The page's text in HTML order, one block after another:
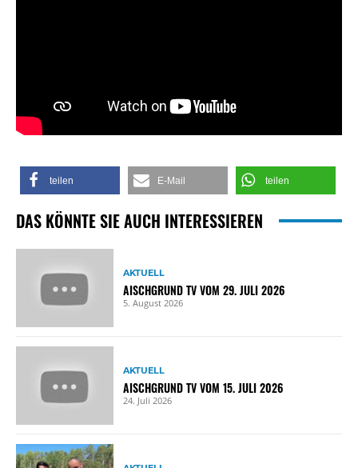
teilen E-Mail teilen
DAS KÖNNTE SIE AUCH INTERESSIEREN
AKTUELL
AISCHGRUND TV VOM 29. JULI 2026
5. August 2026
AKTUELL
AISCHGRUND TV VOM 15. JULI 2026
24. Juli 2026